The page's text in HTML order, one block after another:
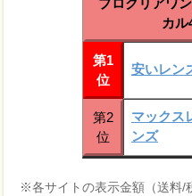
カル
第1
位
安いレン
第2
位
マックス
ンズ
※各サイトの表示金額（送料